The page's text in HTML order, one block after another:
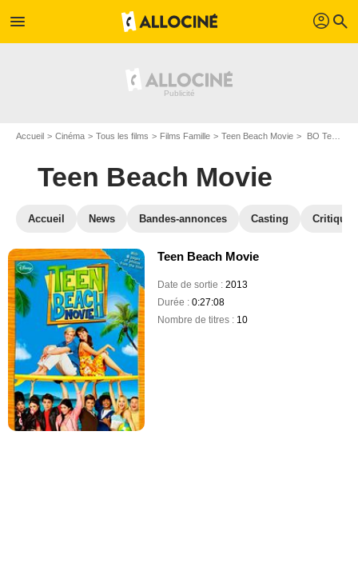
menu profil search
Accueil Cinéma Tous les films Films Famille Teen Beach Movie BO Teen Beach Movie
Teen Beach Movie
Accueil News Bandes-annonces Casting
Teen Beach Movie
Date de sortie :2013
Durée :0:27:08
Nombre de titres : 10